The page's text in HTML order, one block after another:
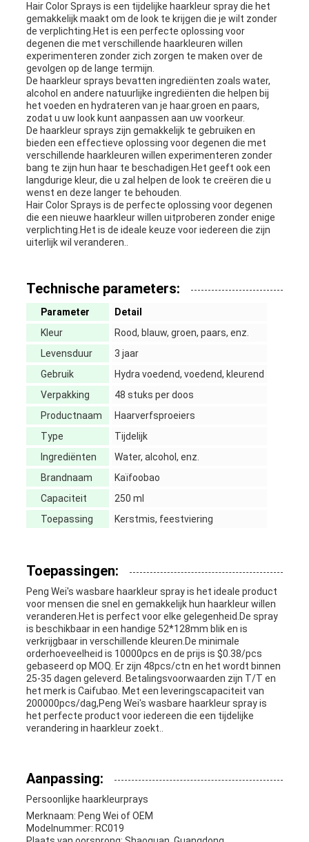
Hair Color Sprays is een tijdelijke haarkleur spray die het
gemakkelijk maakt om de look te krijgen die je wilt zonder
de verplichting.Het is een perfecte oplossing voor
degenen die met verschillende haarkleuren willen
experimenteren zonder zich zorgen te maken over de
gevolgen op de lange termijn.
De haarkleur sprays bevatten ingrediënten zoals water,
alcohol en andere natuurlijke ingrediënten die helpen bij
het voeden en hydrateren van je haar.groen en paars,
zodat u uw look kunt aanpassen aan uw voorkeur.
De haarkleur sprays zijn gemakkelijk te gebruiken en
bieden een effectieve oplossing voor degenen die met
verschillende haarkleuren willen experimenteren zonder
bang te zijn hun haar te beschadigen.Het geeft ook een
langdurige kleur, die u zal helpen de look te creëren die u
wenst en deze langer te behouden.
Hair Color Sprays is de perfecte oplossing voor degenen
die een nieuwe haarkleur willen uitproberen zonder enige
verplichting.Het is de ideale keuze voor iedereen die zijn
uiterlijk wil veranderen..
Technische parameters:
Parameter
Detail
Kleur
Rood, blauw, groen, paars, enz.
Levensduur
3 jaar
Gebruik
Hydra voedend, voedend, kleurend
Verpakking
48 stuks per doos
Productnaam
Haarverfsproeiers
Type
Tijdelijk
Ingrediënten
Water, alcohol, enz.
Brandnaam
Kaïfoobao
Capaciteit
250 ml
Toepassing
Kerstmis, feestviering
Toepassingen:
Peng Wei's wasbare haarkleur spray is het ideale product
voor mensen die snel en gemakkelijk hun haarkleur willen
veranderen.Het is perfect voor elke gelegenheid.De spray
is beschikbaar in een handige 52*128mm blik en is
verkrijgbaar in verschillende kleuren.De minimale
orderhoeveelheid is 10000pcs en de prijs is $0.38/pcs
gebaseerd op MOQ. Er zijn 48pcs/ctn en het wordt binnen
25-35 dagen geleverd. Betalingsvoorwaarden zijn T/T en
het merk is Caifubao. Met een leveringscapaciteit van
200000pcs/dag,Peng Wei's wasbare haarkleur spray is
het perfecte product voor iedereen die een tijdelijke
verandering in haarkleur zoekt..
Aanpassing:
Persoonlijke haarkleurprays
Merknaam: Peng Wei of OEM
Modelnummer: RC019